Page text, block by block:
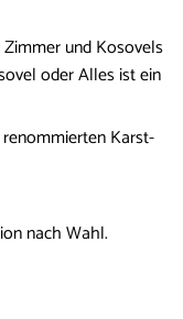
und Kosovels
oder Alles ist ein
Karst-
nach Wahl.